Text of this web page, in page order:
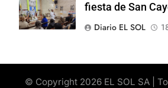
fiesta de San
Diario EL SOL
© Copyright 2026 EL SOL SA |